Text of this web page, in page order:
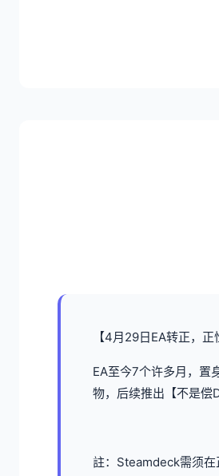
【4月29日EA转正，正
EA至今7个许多月，置
物，后续推出【不是偿
註：Steamdeck需须在